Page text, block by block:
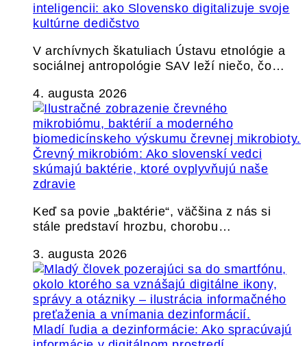
inteligencii: ako Slovensko digitalizuje svoje
kultúrne dedičstvo
V archívnych škatuliach Ústavu etnológie a
sociálnej antropológie SAV leží niečo, čo…
4. augusta 2026
Črevný mikrobióm: Ako slovenskí vedci
skúmajú baktérie, ktoré ovplyvňujú naše
zdravie
Keď sa povie „baktérie“, väčšina z nás si
stále predstaví hrozbu, chorobu…
3. augusta 2026
Mladí ľudia a dezinformácie: Ako spracúvajú